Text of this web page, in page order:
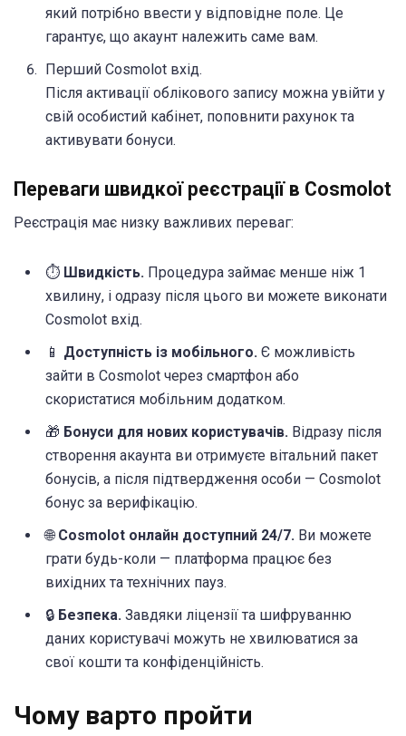
який потрібно ввести у відповідне поле. Це
гарантує, що акаунт належить саме вам.
Перший Cosmolot вхід.
Після активації облікового запису можна увійти у
свій особистий кабінет, поповнити рахунок та
активувати бонуси.
Переваги швидкої реєстрації в Cosmolot
Реєстрація має низку важливих переваг:
⏱ Швидкість. Процедура займає менше ніж 1
хвилину, і одразу після цього ви можете виконати
Cosmolot вхід.
📱 Доступність із мобільного. Є можливість
зайти в Cosmolot через смартфон або
скористатися мобільним додатком.
🎁 Бонуси для нових користувачів. Відразу після
створення акаунта ви отримуєте вітальний пакет
бонусів, а після підтвердження особи — Cosmolot
бонус за верифікацію.
🌐 Cosmolot онлайн доступний 24/7. Ви можете
грати будь-коли — платформа працює без
вихідних та технічних пауз.
🔒 Безпека. Завдяки ліцензії та шифруванню
даних користувачі можуть не хвилюватися за
свої кошти та конфіденційність.
Чому варто пройти